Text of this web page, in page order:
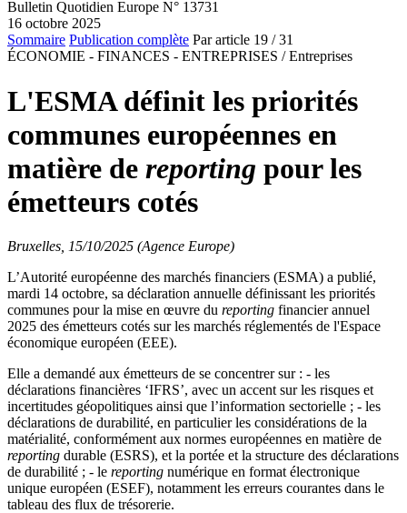
Bulletin Quotidien Europe N° 13731
16 octobre 2025
Sommaire Publication complète Par article 19 / 31
ÉCONOMIE - FINANCES - ENTREPRISES / Entreprises
L'ESMA définit les priorités
communes européennes en
matière de reporting pour les
émetteurs cotés
Bruxelles, 15/10/2025 (Agence Europe)
L’Autorité européenne des marchés financiers (ESMA) a publié,
mardi 14 octobre, sa déclaration annuelle définissant les priorités
communes pour la mise en œuvre du reporting financier annuel
2025 des émetteurs cotés sur les marchés réglementés de l'Espace
économique européen (EEE).
Elle a demandé aux émetteurs de se concentrer sur : - les
déclarations financières ‘IFRS’, avec un accent sur les risques et
incertitudes géopolitiques ainsi que l’information sectorielle ; - les
déclarations de durabilité, en particulier les considérations de la
matérialité, conformément aux normes européennes en matière de
reporting durable (ESRS), et la portée et la structure des déclarations
de durabilité ; - le reporting numérique en format électronique
unique européen (ESEF), notamment les erreurs courantes dans le
tableau des flux de trésorerie.